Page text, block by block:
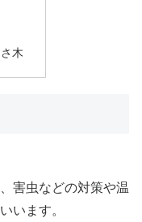
木
害虫などの対策や温
います。